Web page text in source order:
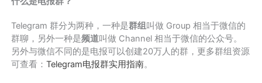
Telegram 群分为两种，一种是群组叫做 Group 相当于微信的
群聊，另外一种是频道叫做 Channel 相当于微信的公众号。
另外与微信不同的是电报可以创建20万人的群，更多群组资源
可查看：Telegram电报群实用指南。